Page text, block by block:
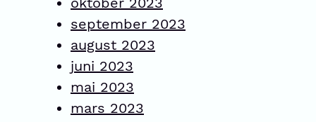
september 2023
august 2023
juni 2023
mai 2023
mars 2023